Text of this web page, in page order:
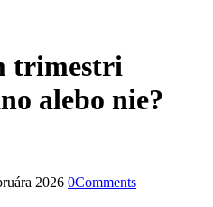
trimestri
alebo nie?
2026 0Comments